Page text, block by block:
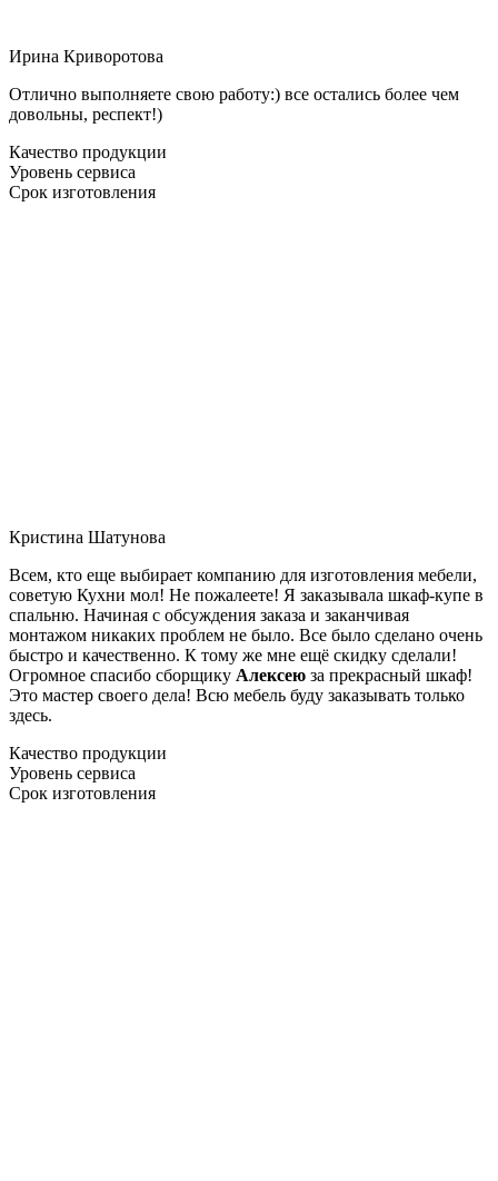
Ирина Криворотова
Отлично выполняете свою работу:) все остались более чем
довольны, респект!)
Качество продукции
Уровень сервиса
Срок изготовления
Кристина Шатунова
Всем, кто еще выбирает компанию для изготовления мебели,
советую Кухни мол! Не пожалеете! Я заказывала шкаф-купе в
спальню. Начиная с обсуждения заказа и заканчивая
монтажом никаких проблем не было. Все было сделано очень
быстро и качественно. К тому же мне ещё скидку сделали!
Огромное спасибо сборщику Алексею за прекрасный шкаф!
Это мастер своего дела! Всю мебель буду заказывать только
здесь.
Качество продукции
Уровень сервиса
Срок изготовления